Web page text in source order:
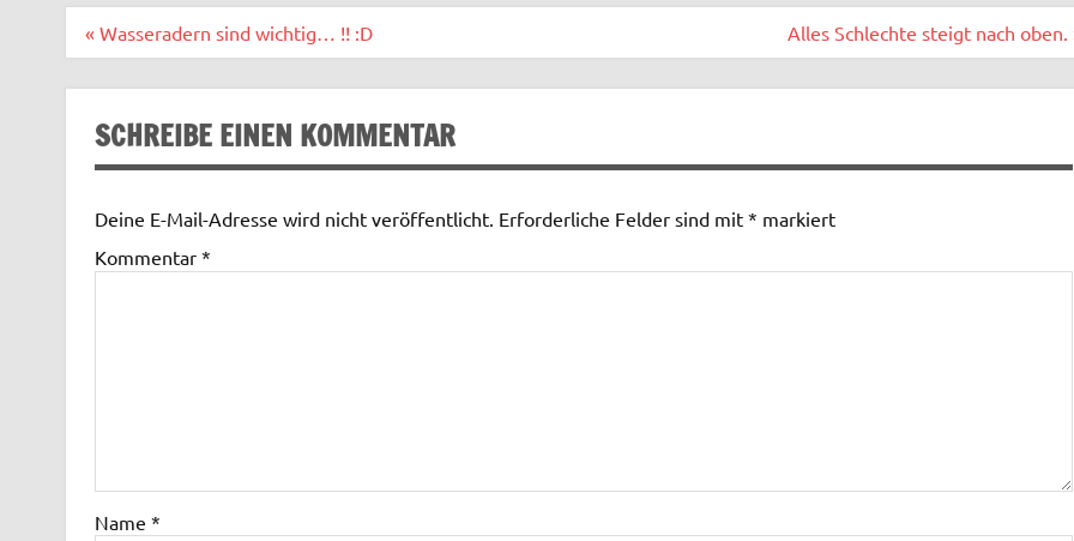
Beitragsnavigation
« Wasseradern sind wichtig… !! :D Alles Schlechte steigt nach oben.
SCHREIBE EINEN KOMMENTAR
Deine E-Mail-Adresse wird nicht veröffentlicht. Erforderliche Felder sind mit * markiert
Kommentar *
Name *